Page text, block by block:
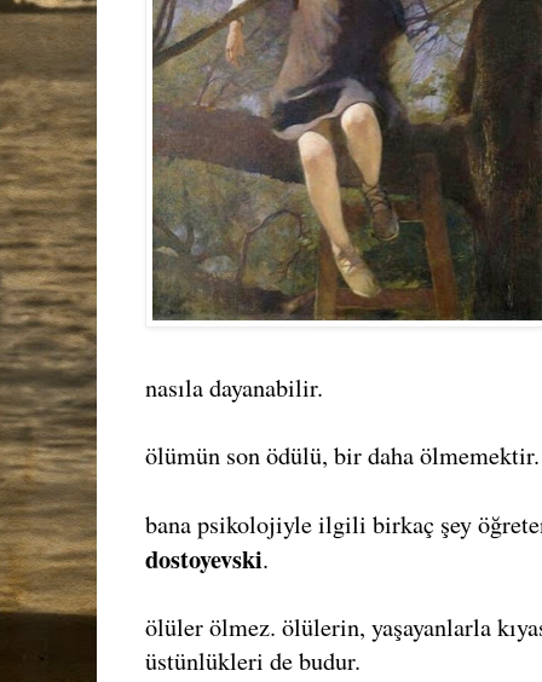
nasıla dayanabilir.
ölümün son ödülü, bir daha ölmemektir.
bana psikolojiyle ilgili birkaç şey
dostoyevski.
ölüler ölmez. ölülerin, yaşayanlarla
üstünlükleri de budur.